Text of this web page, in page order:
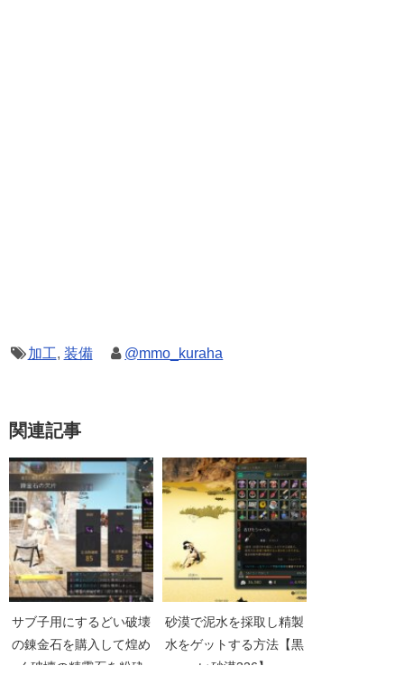
加工, 装備 @mmo_kuraha
関連記事
サブ子用にするどい破壊
の錬金石を購入して煌め
く破壊の精霊石を粉砕
砂漠で泥水を採取し精製
水をゲットする方法【黒
い砂漠326】